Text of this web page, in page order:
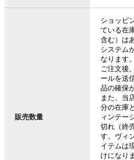
販売数量
ショッピ
ている在
含む）は
システム
なります。
ご注文後
ールを送
品の確保
また、当
分の在庫
ィンテー
切れ（終
す。ヴィ
イテムは
けになり